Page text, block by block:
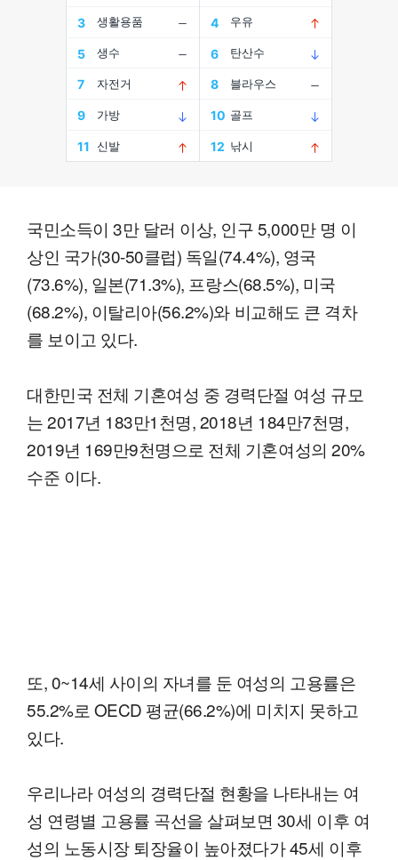
국민소득이 3만 달러 이상, 인구 5,000만 명 이
상인 국가(30-50클럽) 독일(74.4%), 영국
(73.6%), 일본(71.3%), 프랑스(68.5%), 미국
(68.2%), 이탈리아(56.2%)와 비교해도 큰 격차
를 보이고 있다.
대한민국 전체 기혼여성 중 경력단절 여성 규모
는 2017년 183만1천명, 2018년 184만7천명,
2019년 169만9천명으로 전체 기혼여성의 20%
수준 이다.
또, 0~14세 사이의 자녀를 둔 여성의 고용률은
55.2%로 OECD 평균(66.2%)에 미치지 못하고
있다.
우리나라 여성의 경력단절 현황을 나타내는 여
성 연령별 고용률 곡선을 살펴보면 30세 이후 여
성의 노동시장 퇴장율이 높아졌다가 45세 이후